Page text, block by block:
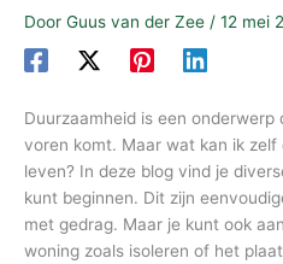
Door Guus van der Zee / 12 mei
Duurzaamheid is een
voren komt. Maar wat kan ik
leven? In deze blog vind je
kunt beginnen. Dit zijn
met gedrag. Maar je kunt ook
woning zoals isoleren of het